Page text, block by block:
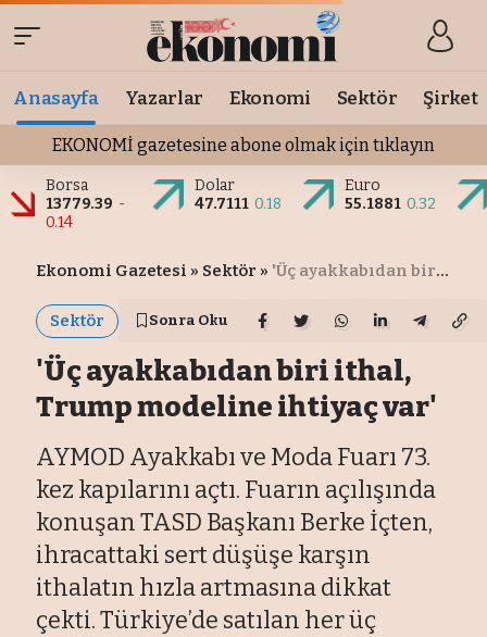
Anasayfa Yazarlar Ekonomi Sektör Şirket
EKONOMİ gazetesine abone olmak için tıklayın
Borsa
13779.39 -
0.14
Dolar
47.7111 0.18
Euro
55.1881 0.32
Ekonomi Gazetesi » Sektör » 'Üç ayakkabıdan biri ithal, Trump modeline ihtiyaç var'
Sektör Sonra Oku
'Üç ayakkabıdan biri ithal,
Trump modeline ihtiyaç var'
AYMOD Ayakkabı ve Moda Fuarı 73.
kez kapılarını açtı. Fuarın açılışında
konuşan TASD Başkanı Berke İçten,
ihracattaki sert düşüşe karşın
ithalatın hızla artmasına dikkat
çekti. Türkiye’de satılan her üç